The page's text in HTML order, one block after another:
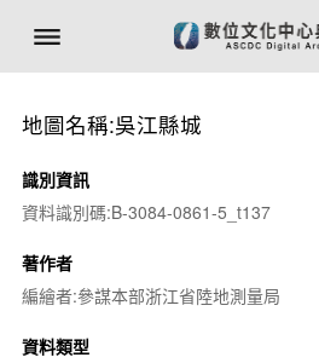
地圖名稱:吳江縣城
識別資訊
資料識別碼:B-3084-0861-5_t137
著作者
編繪者:參謀本部浙江省陸地測量局
資料類型